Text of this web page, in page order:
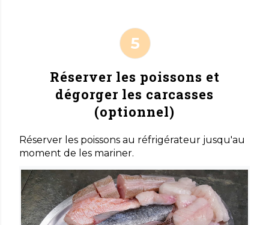
Réserver les poissons et
dégorger les carcasses
(optionnel)
Réserver les poissons au réfrigérateur jusqu'au
moment de les mariner.